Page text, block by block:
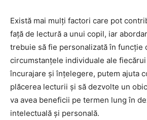
Există mai mulți factori care pot
față de lectură a unui copil, iar
trebuie să fie personalizată în funcție
circumstanțele individuale ale
încurajare și înțelegere, putem ajuta
plăcerea lecturii și să dezvolte un
va avea beneficii pe termen lung în
intelectuală și personală.